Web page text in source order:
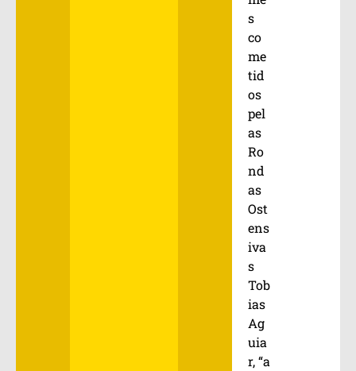
s
co
me
tid
os
pel
as
Ro
nd
as
Ost
ens
iva
s
Tob
ias
Ag
uia
r, “a